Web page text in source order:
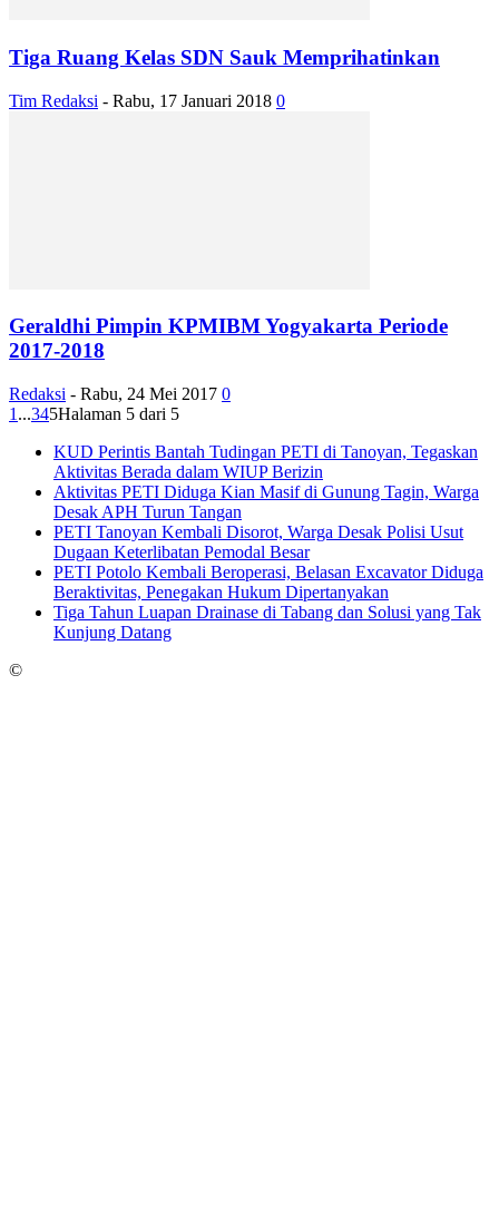
Tiga Ruang Kelas SDN Sauk Memprihatinkan
Tim Redaksi - Rabu, 17 Januari 2018 0
Geraldhi Pimpin KPMIBM Yogyakarta Periode
2017-2018
Redaksi - Rabu, 24 Mei 2017 0
1 ...345Halaman 5 dari 5
KUD Perintis Bantah Tudingan PETI di Tanoyan, Tegaskan
Aktivitas Berada dalam WIUP Berizin
Aktivitas PETI Diduga Kian Masif di Gunung Tagin, Warga
Desak APH Turun Tangan
PETI Tanoyan Kembali Disorot, Warga Desak Polisi Usut
Dugaan Keterlibatan Pemodal Besar
PETI Potolo Kembali Beroperasi, Belasan Excavator Diduga
Beraktivitas, Penegakan Hukum Dipertanyakan
Tiga Tahun Luapan Drainase di Tabang dan Solusi yang Tak
Kunjung Datang
©